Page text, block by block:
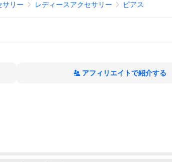
サリー レディースアクセサリー ピアス
アフィリエイトで紹介する